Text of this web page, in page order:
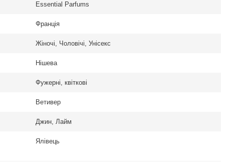
Parfums Mon
Essential Parfums
Франція
Жіночі, Чоловічі, Унісекс
Нішева
Фужерні, квіткові
Ветивер
Джин, Лайм
Ялівець